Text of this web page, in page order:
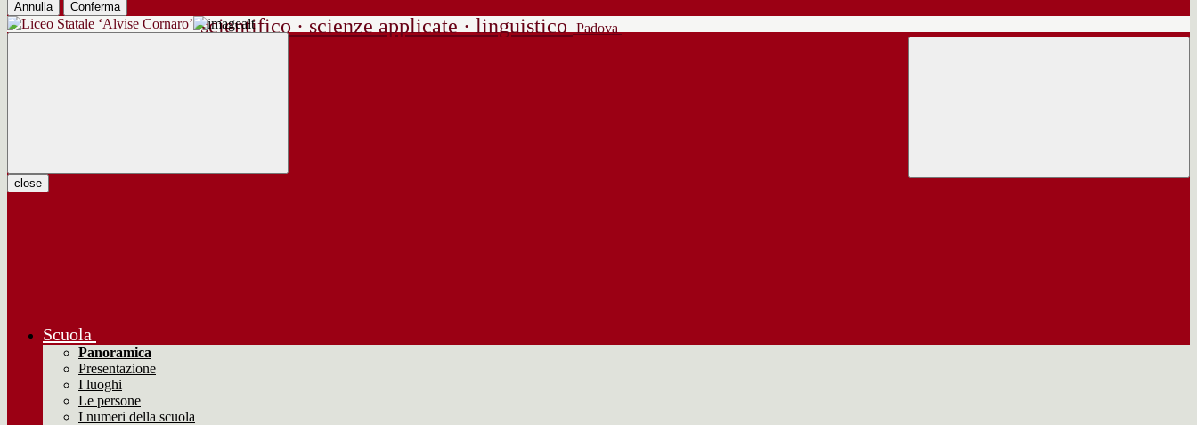
Annulla Conferma
scientifico · scienze applicate · linguistico Padova
close
Scuola
Panoramica
Presentazione
I luoghi
Le persone
I numeri della scuola